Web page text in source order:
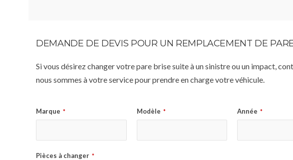
DEMANDE DE DEVIS POUR UN REMPLACEMENT DE
Si vous désirez changer votre pare brise suite à un sinistre ou un impact,
nous sommes à votre service pour prendre en charge votre véhicule.
Marque * Modèle * Année *
Pièces à changer *